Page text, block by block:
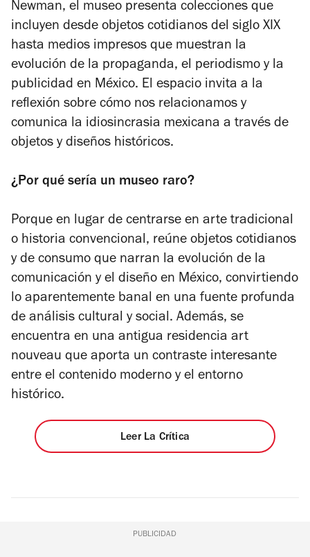
Newman, el museo presenta colecciones que
incluyen desde objetos cotidianos del siglo XIX
hasta medios impresos que muestran la
evolución de la propaganda, el periodismo y la
publicidad en México. El espacio invita a la
reflexión sobre cómo nos relacionamos y
comunica la idiosincrasia mexicana a través de
objetos y diseños históricos.
¿Por qué sería un museo raro?
Porque en lugar de centrarse en arte tradicional
o historia convencional, reúne objetos cotidianos
y de consumo que narran la evolución de la
comunicación y el diseño en México, convirtiendo
lo aparentemente banal en una fuente profunda
de análisis cultural y social. Además, se
encuentra en una antigua residencia art
nouveau que aporta un contraste interesante
entre el contenido moderno y el entorno
histórico.
Leer La Crítica
PUBLICIDAD